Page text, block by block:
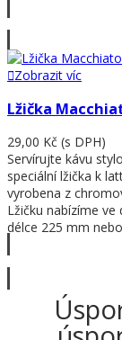
Zobrazit víc
Lžička
29,00 Kč (s DPH)
Servírujte kávu
speciální lžička k
vyrobena z
Lžičku nabízíme
délce 225 mm